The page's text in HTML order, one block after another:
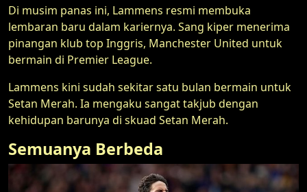
Di musim panas ini, Lammens resmi membuka
lembaran baru dalam kariernya. Sang kiper menerima
pinangan klub top Inggris, Manchester United untuk
bermain di Premier League.
Lammens kini sudah sekitar satu bulan bermain untuk
Setan Merah. Ia mengaku sangat takjub dengan
kehidupan barunya di skuad Setan Merah.
Semuanya Berbeda